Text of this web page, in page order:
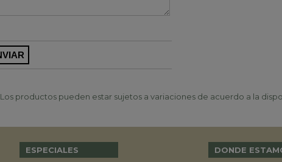
Los productos pueden estar sujetos a variaciones de acuerdo a la
ESPECIALES DONDE